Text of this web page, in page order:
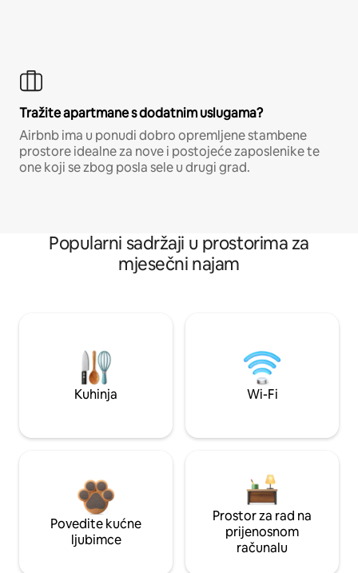
Tražite apartmane s dodatnim uslugama?
Airbnb ima u ponudi dobro opremljene stambene
prostore idealne za nove i postojeće zaposlenike te
one koji se zbog posla sele u drugi grad.
Popularni sadržaji u prostorima za
mjesečni najam
Kuhinja Wi-Fi
Povedite kućne
ljubimce
Prostor za rad na
prijenosnom
računalu